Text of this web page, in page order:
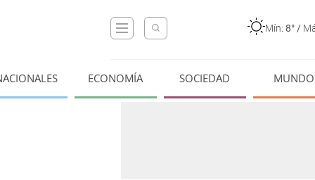
Mín: 8° /
ECONOMÍA SOCIEDAD MUNDO